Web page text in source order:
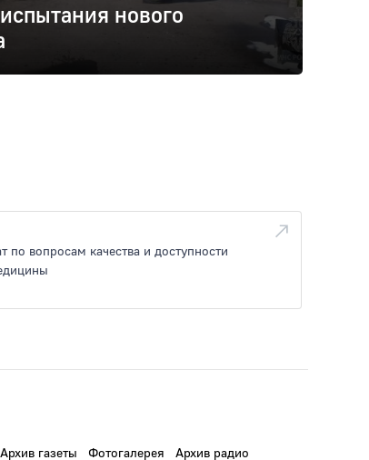
нового
по вопросам качества и доступности
Архив газеты Фотогалерея Архив радио